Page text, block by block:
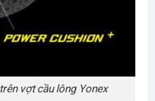
vợt cầu lông Yonex